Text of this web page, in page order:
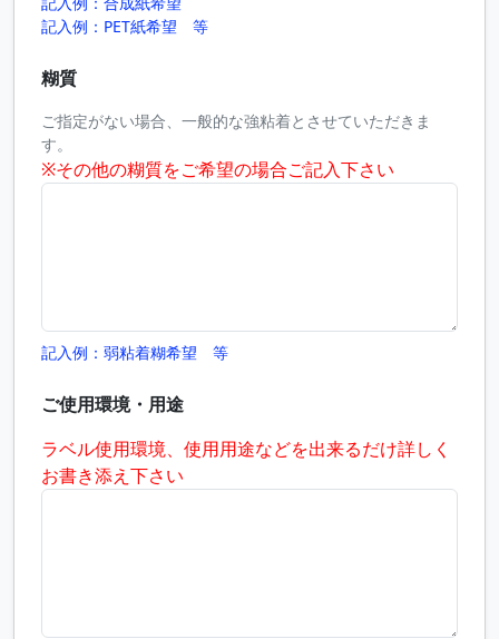
記入例：PET紙希望 等
糊質
ご指定がない場合、一般的な強粘着とさせていただきま
す。
※その他の糊質をご希望の場合ご記入下さい
記入例：弱粘着糊希望 等
ご使用環境・用途
ラベル使用環境、使用用途などを出来るだけ詳しく
お書き添え下さい